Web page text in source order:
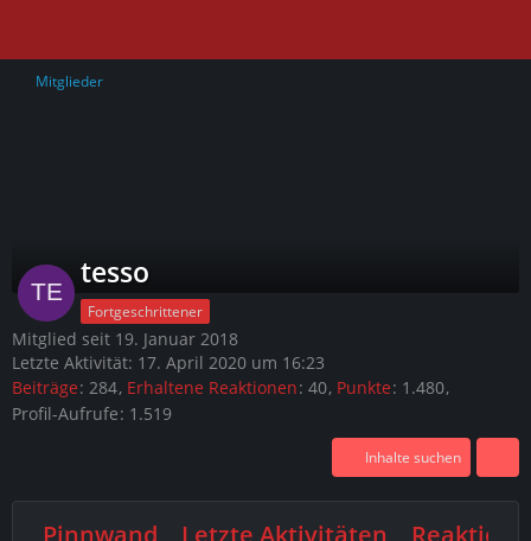
Mitglieder
tesso
Fortgeschrittener
Mitglied seit 19. Januar 2018
Letzte Aktivität: 17. April 2020 um 16:23
Beiträge 284 Erhaltene Reaktionen 40 Punkte 1.480
Profil-Aufrufe 1.519
Inhalte suchen
Pinnwand Letzte Aktivitäten